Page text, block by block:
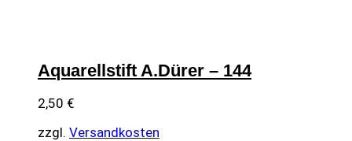
Aquarellstift A.Dürer – 144
2,50 €
zzgl. Versandkosten